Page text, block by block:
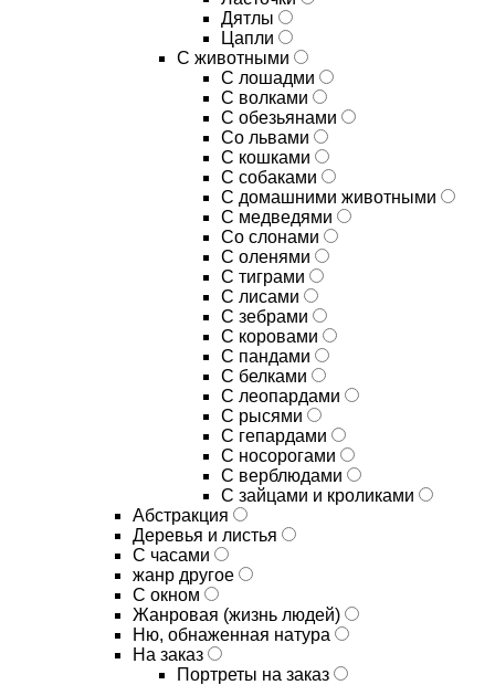
Дятлы
Цапли
С животными
С лошадми
С волками
С обезьянами
Со львами
С кошками
С собаками
С домашними животными
С медведями
Со слонами
С оленями
С тиграми
С лисами
С зебрами
С коровами
С пандами
С белками
С леопардами
С рысями
С гепардами
С носорогами
С верблюдами
С зайцами и кроликами
Абстракция
Деревья и листья
С часами
жанр другое
С окном
Жанровая (жизнь людей)
Ню, обнаженная натура
На заказ
Портреты на заказ